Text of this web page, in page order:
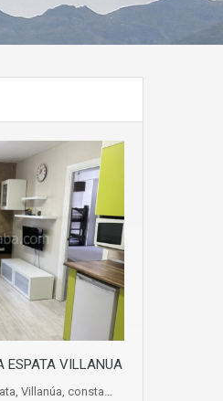
ESPATA VILLANUA
Villanúa, consta…